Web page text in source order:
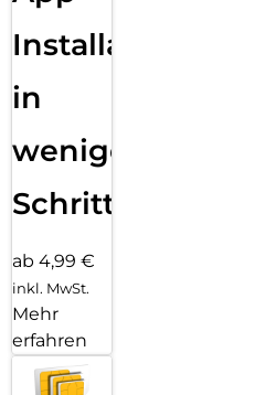
Installation
in
wenigen
Schritten
ab 4,99 €
inkl. MwSt.
Mehr
erfahren